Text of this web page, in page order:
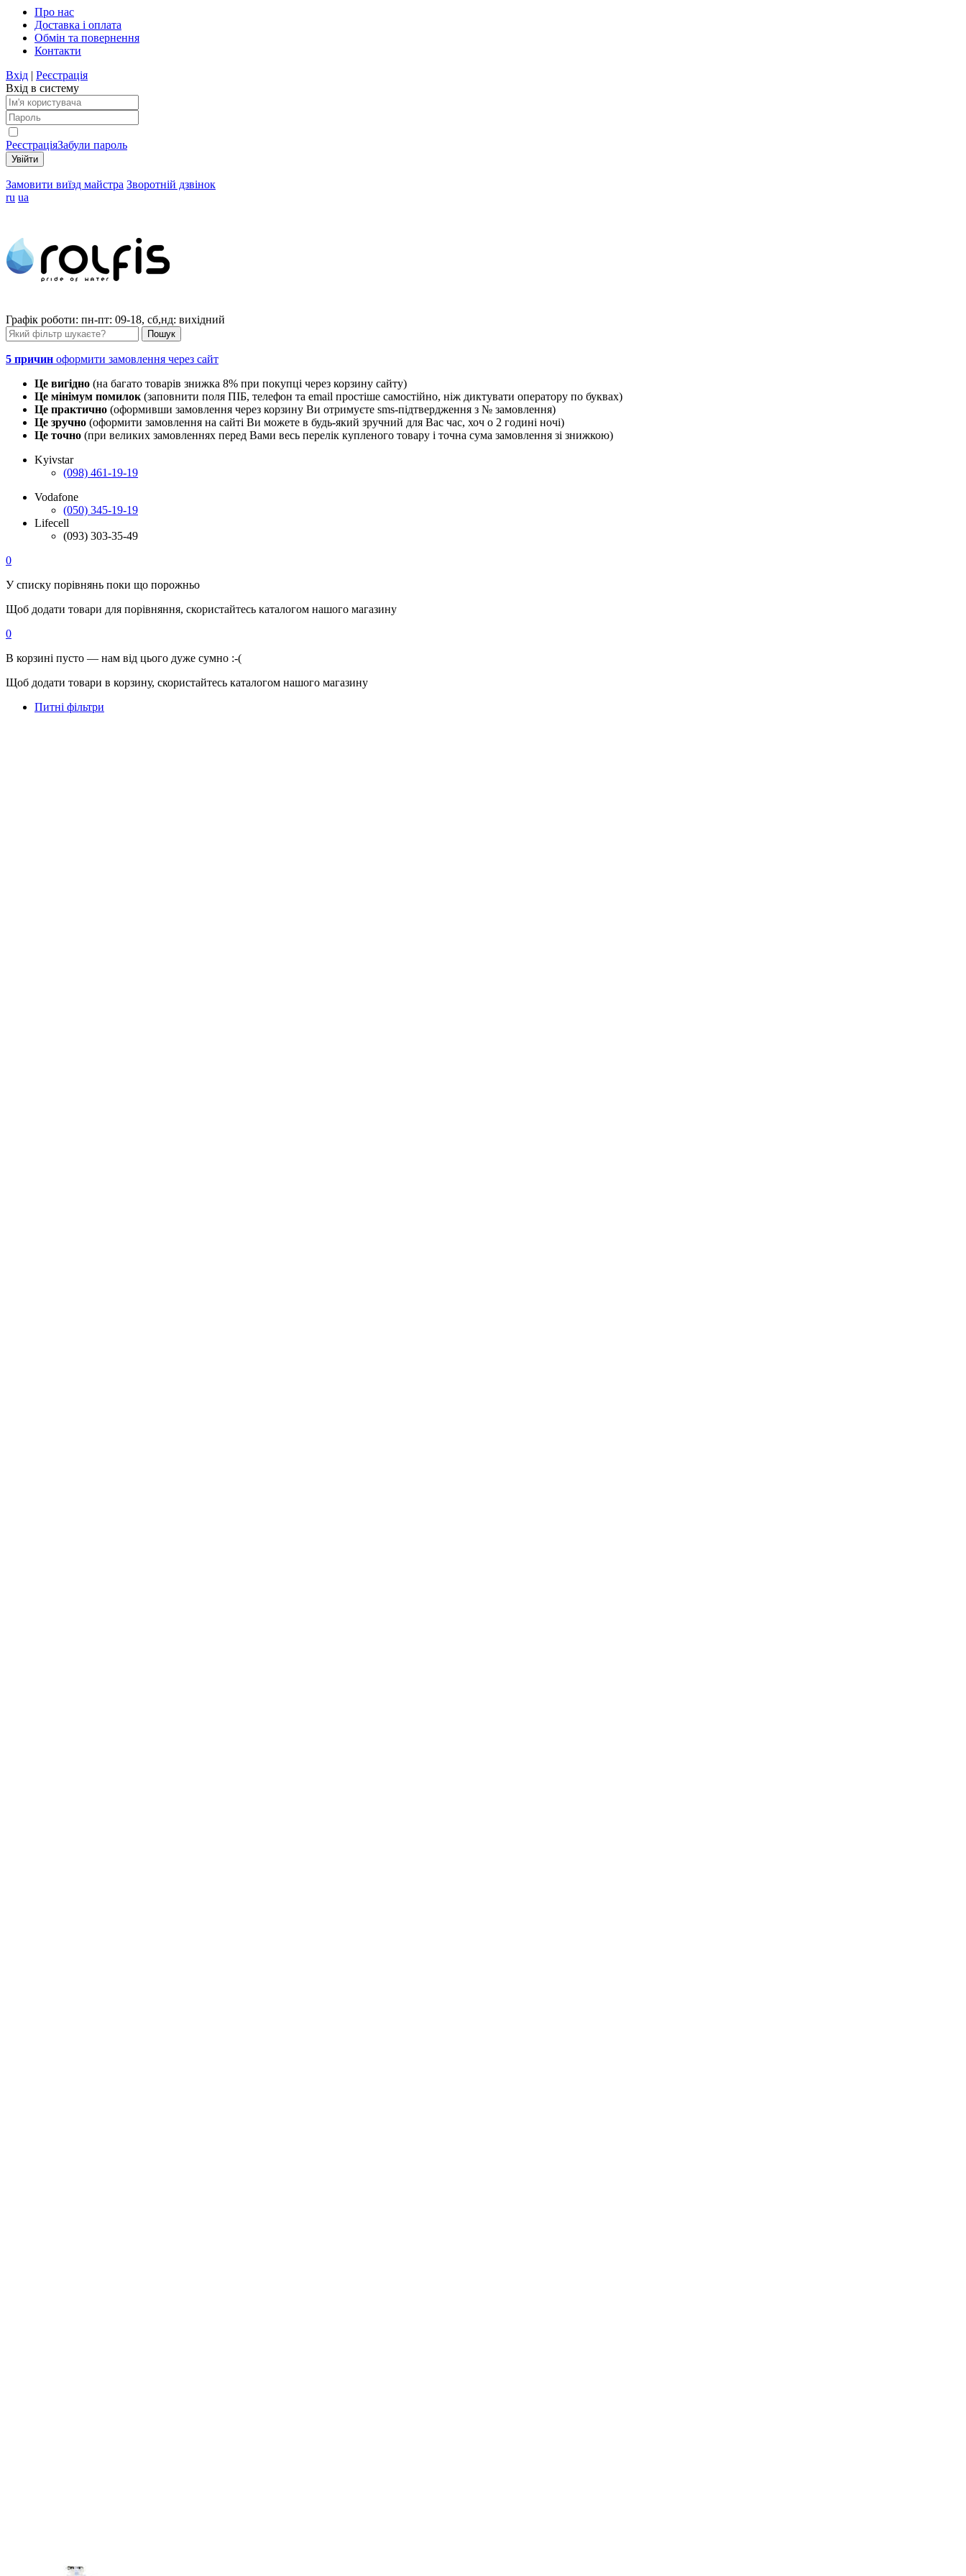
Про нас
Доставка і оплата
Обмін та повернення
Контакти
Вхід | Реєстрація
Вхід в систему
РеєстраціяЗабули пароль
Замовити виїзд майстра Зворотній дзвінок
ru ua
Графік роботи: пн-пт: 09-18, сб,нд: вихідний
5 причин оформити замовлення через сайт
Це вигідно (на багато товарів знижка 8% при покупці через корзину сайту)
Це мінімум помилок (заповнити поля ПІБ, телефон та email простіше самостійно, ніж диктувати оператору по буквах)
Це практично (оформивши замовлення через корзину Ви отримуєте sms-підтвердження з № замовлення)
Це зручно (оформити замовлення на сайті Ви можете в будь-який зручний для Вас час, хоч о 2 годині ночі)
Це точно (при великих замовленнях перед Вами весь перелік купленого товару і точна сума замовлення зі знижкою)
Kyivstar
(098) 461-19-19
Vodafone
(050) 345-19-19
Lifecell
(093) 303-35-49
0
У списку порівнянь поки що порожньо
Щоб додати товари для порівняння, скористайтесь каталогом нашого магазину
0
В корзині пусто — нам від цього дуже сумно :-(
Щоб додати товари в корзину, скористайтесь каталогом нашого магазину
Питні фільтри